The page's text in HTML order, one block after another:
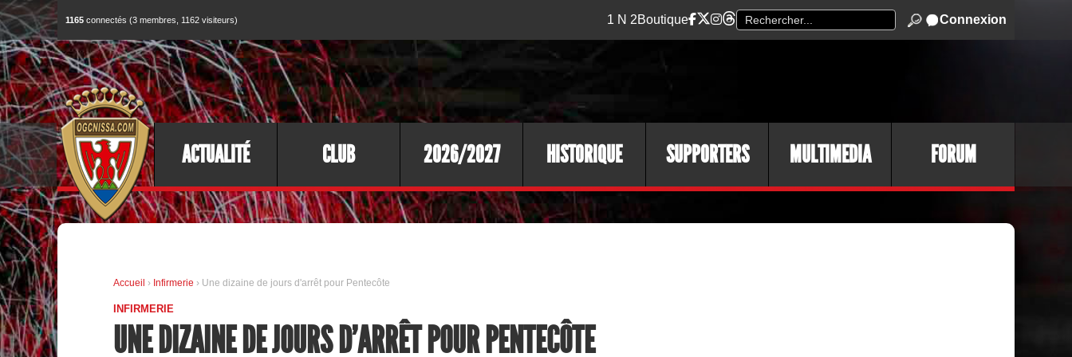
1165 connectés (3 membres, 1162 visiteurs) 1 N 2Boutique Connexion
ACTUALITÉ CLUB 2026/2027 HISTORIQUE SUPPORTERS MULTIMEDIA FORUM
Accueil › Infirmerie › Une dizaine de jours d'arrêt pour Pentecôte
INFIRMERIE
UNE DIZAINE DE JOURS D'ARRÊT POUR PENTECÔTE